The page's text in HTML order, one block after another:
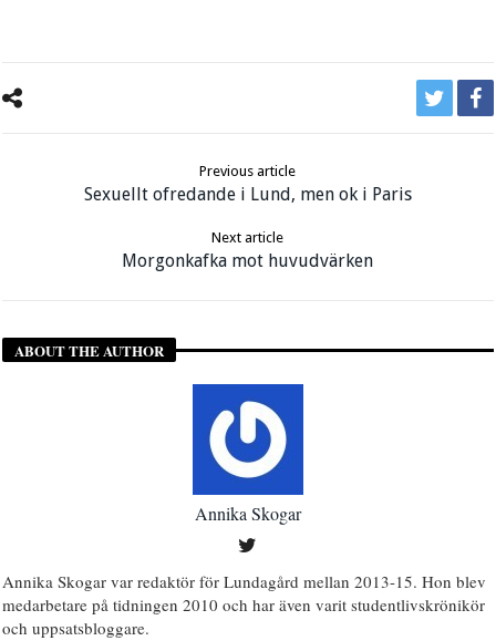
Previous article
Sexuellt ofredande i Lund, men ok i Paris
Next article
Morgonkafka mot huvudvärken
ABOUT THE AUTHOR
Annika Skogar
Annika Skogar var redaktör för Lundagård mellan 2013-15. Hon blev
medarbetare på tidningen 2010 och har även varit studentlivskrönikör
och uppsatsbloggare.